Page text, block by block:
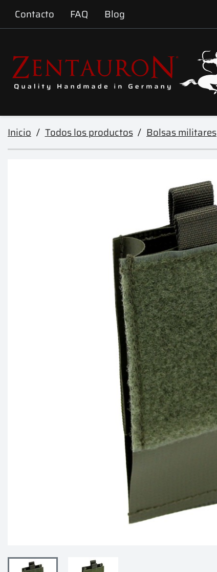
Contacto FAQ Blog
Inicio Todos los productos Bolsas militares